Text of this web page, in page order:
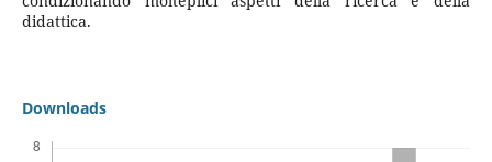
didattica.
Downloads